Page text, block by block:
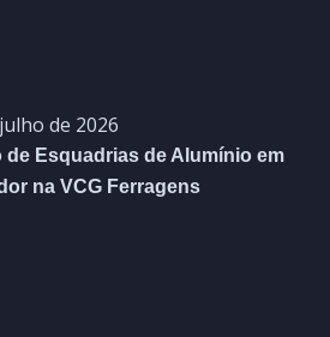
de 2026
de Esquadrias de Alumínio em
na VCG Ferragens